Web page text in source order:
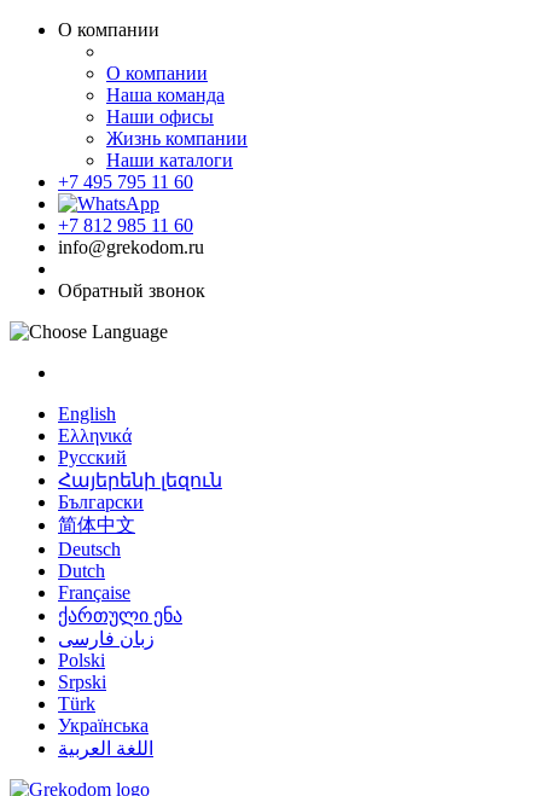
О компании
О компании
Наша команда
Наши офисы
Жизнь компании
Наши каталоги
+7 495 795 11 60
+7 812 985 11 60
info@grekodom.ru
Обратный звонок
English
Ελληνικά
Русский
Հայերենի լեզուն
Български
简体中文
Deutsch
Dutch
Française
ქართული ენა
زبان فارسی
Polski
Srpski
Türk
Українська
اللغة العربية